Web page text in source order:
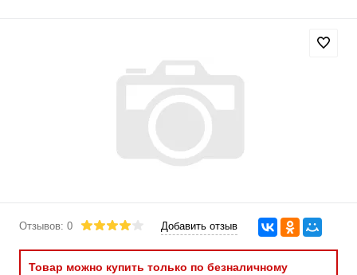
Отзывов: 0 Добавить отзыв
Товар можно купить только по безналичному